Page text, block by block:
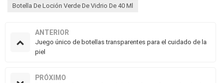
Botella De Loción Verde De Vidrio De 40 Ml
ANTERIOR
Juego único de botellas transparentes para el cuidado de la
piel
PRÓXIMO